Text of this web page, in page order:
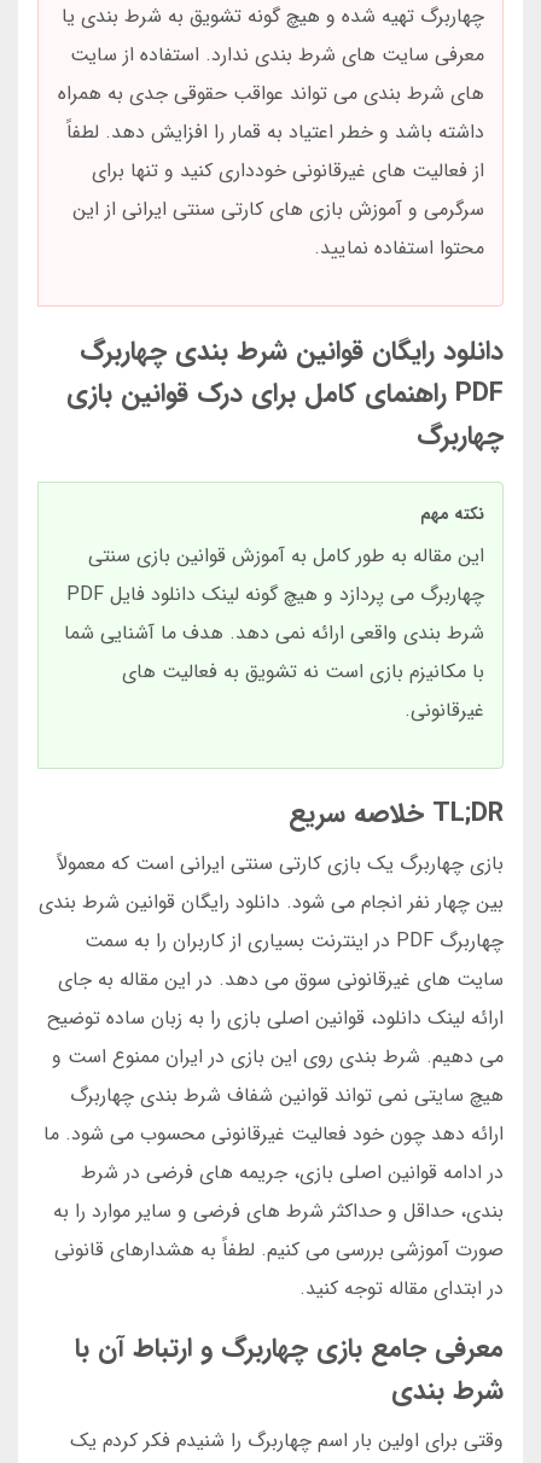
چهاربرگ تهیه شده و هیچ گونه تشویق به شرط بندی یا
معرفی سایت های شرط بندی ندارد. استفاده از سایت
های شرط بندی می تواند عواقب حقوقی جدی به همراه
داشته باشد و خطر اعتیاد به قمار را افزایش دهد. لطفاً
از فعالیت های غیرقانونی خودداری کنید و تنها برای
سرگرمی و آموزش بازی های کارتی سنتی ایرانی از این
محتوا استفاده نمایید.
دانلود رایگان قوانین شرط بندی چهاربرگ
PDF راهنمای کامل برای درک قوانین بازی
چهاربرگ
نکته مهم
این مقاله به طور کامل به آموزش قوانین بازی سنتی
چهاربرگ می پردازد و هیچ گونه لینک دانلود فایل PDF
شرط بندی واقعی ارائه نمی دهد. هدف ما آشنایی شما
با مکانیزم بازی است نه تشویق به فعالیت های
غیرقانونی.
TL;DR خلاصه سریع
بازی چهاربرگ یک بازی کارتی سنتی ایرانی است که معمولاً
بین چهار نفر انجام می شود. دانلود رایگان قوانین شرط بندی
چهاربرگ PDF در اینترنت بسیاری از کاربران را به سمت
سایت های غیرقانونی سوق می دهد. در این مقاله به جای
ارائه لینک دانلود، قوانین اصلی بازی را به زبان ساده توضیح
می دهیم. شرط بندی روی این بازی در ایران ممنوع است و
هیچ سایتی نمی تواند قوانین شفاف شرط بندی چهاربرگ
ارائه دهد چون خود فعالیت غیرقانونی محسوب می شود. ما
در ادامه قوانین اصلی بازی، جریمه های فرضی در شرط
بندی، حداقل و حداکثر شرط های فرضی و سایر موارد را به
صورت آموزشی بررسی می کنیم. لطفاً به هشدارهای قانونی
در ابتدای مقاله توجه کنید.
معرفی جامع بازی چهاربرگ و ارتباط آن با
شرط بندی
وقتی برای اولین بار اسم چهاربرگ را شنیدم فکر کردم یک